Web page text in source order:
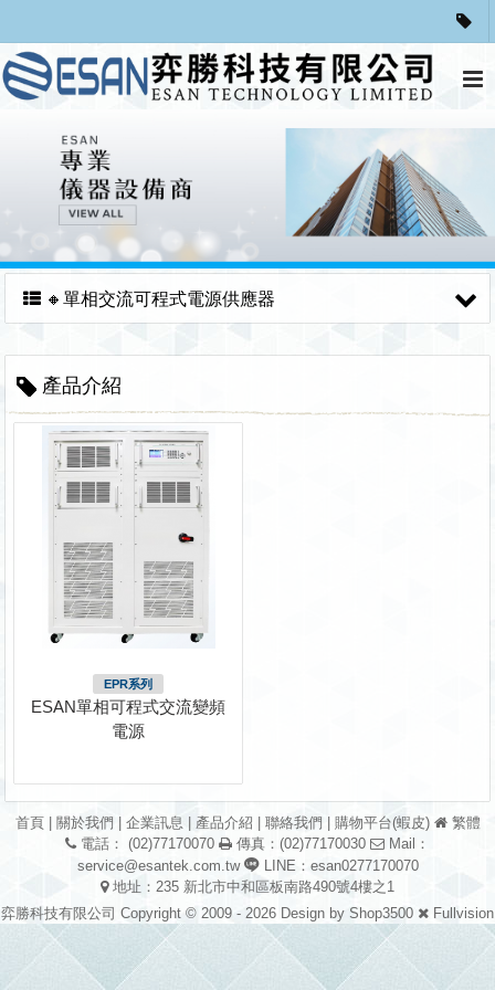
🔸單相交流可程式電源供應器
產品介紹
EPR系列
ESAN單相可程式交流變頻
電源
首頁| 關於我們 企業訊息 產品介紹 聯絡我們 購物平台(蝦皮)
繁體
電話： (02)77170070
傳真：(02)77170030
Mail：
service@esantek.com.tw
LINE：esan0277170070
地址：235 新北市中和區板南路490號4樓之1
弈勝科技有限公司 Copyright © 2009 - 2026 Design by Shop3500 Fullvision